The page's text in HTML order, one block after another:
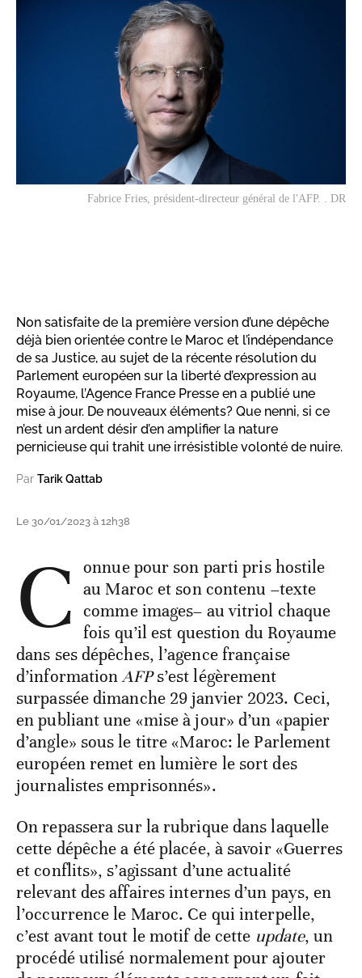
Fabrice Fries, président-directeur général de l'AFP. . DR
Non satisfaite de la première version d’une dépêche
déjà bien orientée contre le Maroc et l’indépendance
de sa Justice, au sujet de la récente résolution du
Parlement européen sur la liberté d’expression au
Royaume, l’Agence France Presse en a publié une
mise à jour. De nouveaux éléments? Que nenni, si ce
n’est un ardent désir d’en amplifier la nature
pernicieuse qui trahit une irrésistible volonté de nuire.
Par Tarik Qattab
Le 30/01/2023 à 12h38
C onnue pour son parti pris hostile
au Maroc et son contenu –texte
comme images– au vitriol chaque
fois qu’il est question du Royaume
dans ses dépêches, l’agence française
d’informationAFPs’est légèrement
surpassée dimanche 29 janvier 2023. Ceci,
en publiant une «mise à jour» d’un «papier
d’angle» sous le titre «Maroc: le Parlement
européen remet en lumière le sort des
journalistes emprisonnés».
On repassera sur la rubrique dans laquelle
cette dépêche a été placée, à savoir «Guerres
et conflits», s’agissant d’une actualité
relevant des affaires internes d’un pays, en
l’occurrence le Maroc. Ce qui interpelle,
c’est avant tout le motif de cette update, un
procédé utilisé normalement pour ajouter